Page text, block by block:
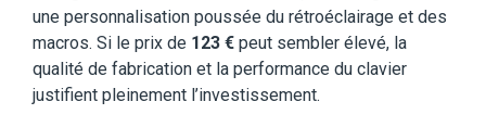
une personnalisation poussée du rétroéclairage et des
macros. Si le prix de 123 € peut sembler élevé, la
qualité de fabrication et la performance du clavier
justifient pleinement l’investissement.